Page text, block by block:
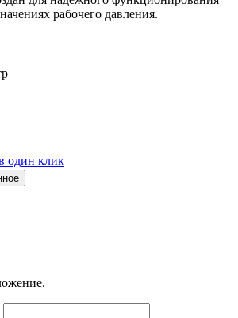
рабочего давления.
один клик